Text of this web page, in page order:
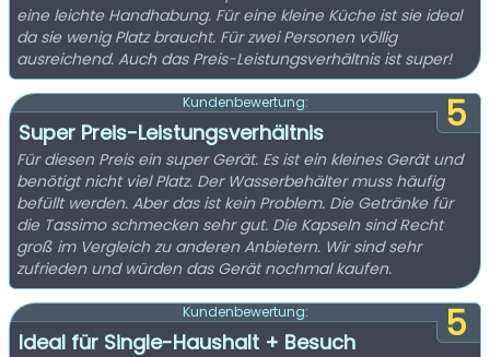
eine leichte Handhabung. Für eine kleine Küche ist sie ideal
da sie wenig Platz braucht. Für zwei Personen völlig
ausreichend. Auch das Preis-Leistungsverhältnis ist super!
5
Kundenbewertung:
Super Preis-Leistungsverhältnis
Für diesen Preis ein super Gerät. Es ist ein kleines Gerät und
benötigt nicht viel Platz. Der Wasserbehälter muss häufig
befüllt werden. Aber das ist kein Problem. Die Getränke für
die Tassimo schmecken sehr gut. Die Kapseln sind Recht
groß im Vergleich zu anderen Anbietern. Wir sind sehr
zufrieden und würden das Gerät nochmal kaufen.
5
Kundenbewertung:
Ideal für Single-Haushalt + Besuch